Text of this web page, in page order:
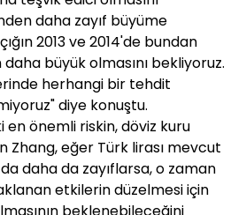
daha zayıf büyüme
2013 ve 2014'de bundan
büyük olmasını bekliyoruz.
herhangi bir tehdit
diye konuştu.
en önemli riskin, döviz kuru
Zhang, eğer Türk lirası mevcut
daha da zayıflarsa, o zaman
etkilerin düzelmesi için